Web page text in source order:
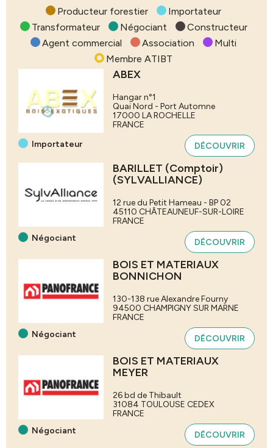
Producteur forestier
Importateur
Transformateur
Négociant
Constructeur
Agent commercial
Association
Multi
Membre ATIBT
Importateur
ABEX
Hangar n°1
Quai Nord - Port Automne
17000 LA ROCHELLE
FRANCE
DÉCOUVRIR
Négociant
BARILLET (Comptoir)
(SYLVALLIANCE)
12 rue du Petit Hameau - BP 02
45110 CHÂTEAUNEUF-SUR-LOIRE
FRANCE
DÉCOUVRIR
Négociant
BOIS ET MATERIAUX
BONNICHON
130-138 rue Alexandre Fourny
94500 CHAMPIGNY SUR MARNE
FRANCE
DÉCOUVRIR
Négociant
BOIS ET MATERIAUX
MEYER
26 bd de Thibault
31084 TOULOUSE CEDEX
FRANCE
DÉCOUVRIR